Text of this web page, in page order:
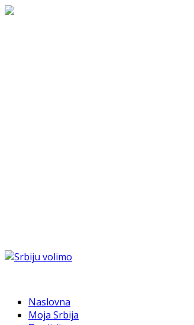
Naslovna
Moja Srbija